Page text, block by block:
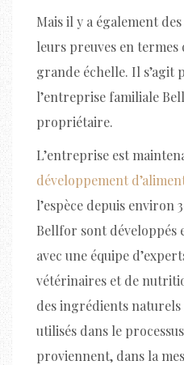
Mais il y a également
leurs preuves en termes
grande échelle. Il s’agit
l’entreprise familiale
propriétaire.
L’entreprise est
développement
l’espèce depuis environ
Bellfor sont
avec une équipe
vétérinaires et de
des ingrédients
utilisés dans le
proviennent, dans la